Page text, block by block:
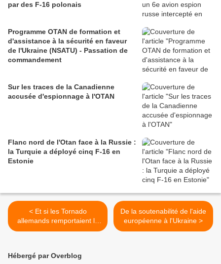
par des F-16 polonais
Programme OTAN de formation et
d'assistance à la sécurité en faveur
de l'Ukraine (NSATU) - Passation de
commandement
Sur les traces de la Canadienne
accusée d'espionnage à l'OTAN
Flanc nord de l'Otan face à la Russie :
la Turquie a déployé cinq F-16 en
Estonie
< Et si les Tornado
allemands remportaient le
NATO Tiger Meet 2026 ?
De la soutenabilité de l'aide
européenne à l'Ukraine >
Hébergé par Overblog